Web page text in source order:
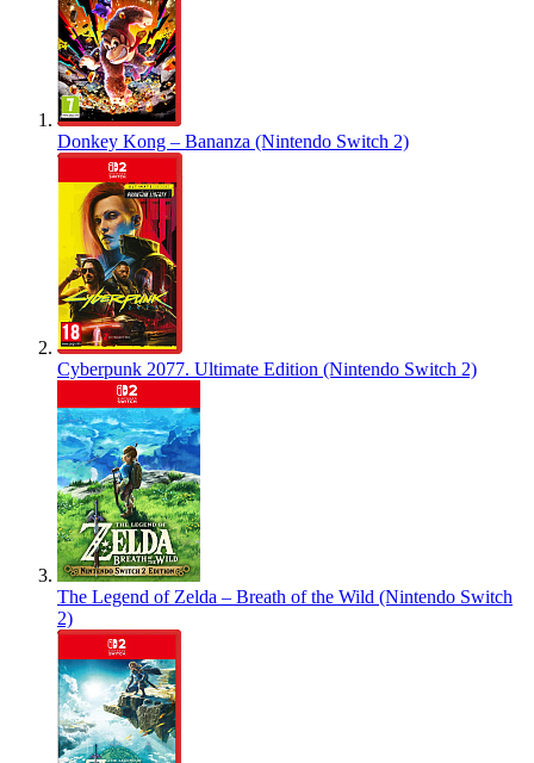
Donkey Kong – Bananza (Nintendo Switch 2)
Cyberpunk 2077. Ultimate Edition (Nintendo Switch 2)
The Legend of Zelda – Breath of the Wild (Nintendo Switch
2)